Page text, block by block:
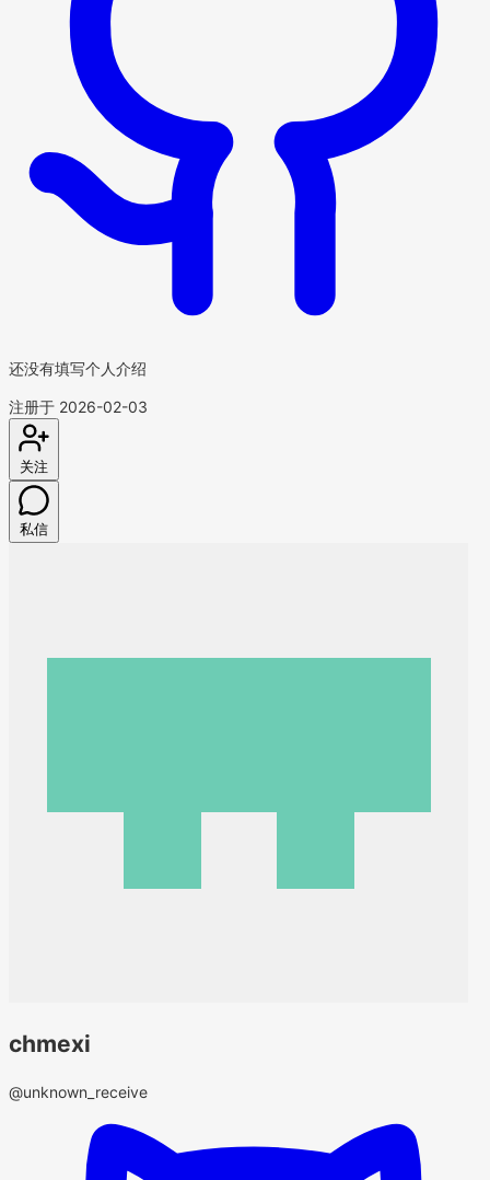
还没有填写个人介绍
注册于 2026-02-03
关注
私信
chmexi
@unknown_receive